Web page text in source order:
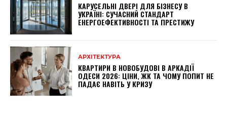
КАРУСЕЛЬНІ ДВЕРІ ДЛЯ БІЗНЕСУ В
УКРАЇНІ: СУЧАСНИЙ СТАНДАРТ
ЕНЕРГОЕФЕКТИВНОСТІ ТА ПРЕСТИЖУ
АРХІТЕКТУРА
КВАРТИРИ В НОВОБУДОВІ В АРКАДІЇ
ОДЕСИ 2026: ЦІНИ, ЖК ТА ЧОМУ ПОПИТ НЕ
ПАДАЄ НАВІТЬ У КРИЗУ